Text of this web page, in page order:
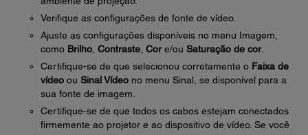
Verifique as configurações de fonte de vídeo.
Ajuste as configurações disponíveis no menu Imagem,
como Brilho Contraste Core/ou Saturação de cor.
Certifique-se de que selecionou corretamente o Faixa de
vídeo ou Sinal Vídeo no menu Sinal, se disponível para a
sua fonte de imagem.
Certifique-se de que todos os cabos estejam conectados
firmemente ao projetor e ao dispositivo de vídeo. Se você